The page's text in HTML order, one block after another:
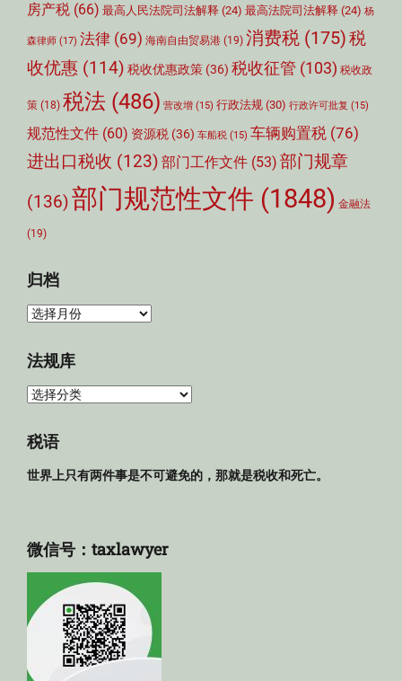
房产税 (66) 最高人民法院司法解释 (24) 最高法院司法解释 (24) 杨
森律师 (17) 法律 (69) 海南自由贸易港 (19) 消费税 (175)税
收优惠 (114) 税收优惠政策 (36) 税收征管 (103) 税收政
策 (18) 税法 (486) 营改增 (15) 行政法规 (30) 行政许可批复 (15)
规范性文件 (60) 资源税 (36) 车船税 (15) 车辆购置税 (76)
进出口税收 (123) 部门工作文件 (53) 部门规章
(136)部门规范性文件 (1848) 金融法
(19)
归档
归
法规库
法
库
税语
世界上只有两件事是不可避免的，那就是税收和死亡。
微信号：taxlawyer